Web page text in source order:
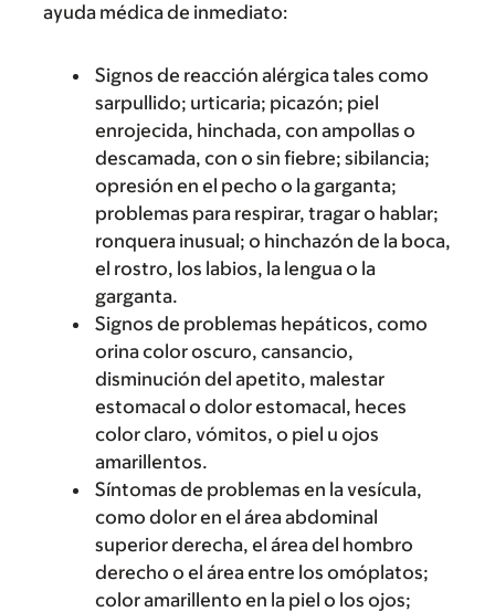
ayuda médica de inmediato:
Signos de reacción alérgica tales como
sarpullido; urticaria; picazón; piel
enrojecida, hinchada, con ampollas o
descamada, con o sin fiebre; sibilancia;
opresión en el pecho o la garganta;
problemas para respirar, tragar o hablar;
ronquera inusual; o hinchazón de la boca,
el rostro, los labios, la lengua o la
garganta.
Signos de problemas hepáticos, como
orina color oscuro, cansancio,
disminución del apetito, malestar
estomacal o dolor estomacal, heces
color claro, vómitos, o piel u ojos
amarillentos.
Síntomas de problemas en la vesícula,
como dolor en el área abdominal
superior derecha, el área del hombro
derecho o el área entre los omóplatos;
color amarillento en la piel o los ojos;